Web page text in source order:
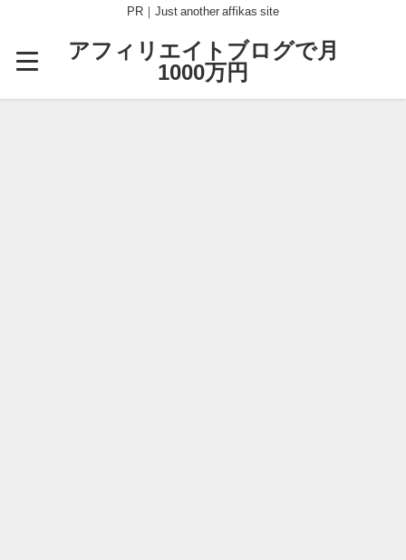
PR｜Just another affikas site
アフィリエイトブログで月
1000万円